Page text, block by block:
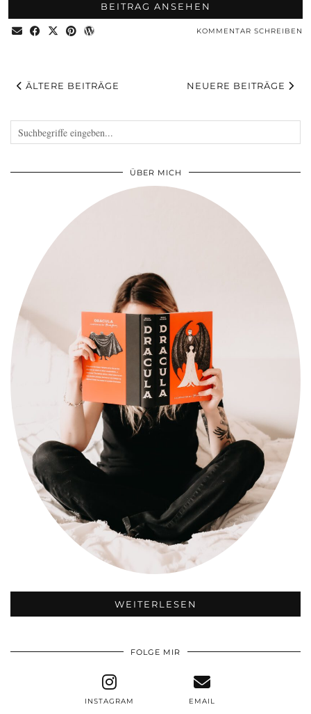
BEITRAG ANSEHEN
KOMMENTAR SCHREIBEN
ÄLTERE BEITRÄGE NEUERE BEITRÄGE
ÜBER MICH
WEITERLESEN
FOLGE MIR
INSTAGRAM EMAIL